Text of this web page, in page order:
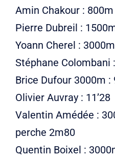
Amin Chakour :
Pierre Dubreil :
Yoann Cherel : 3000m
Stéphane Colombani
Brice Dufour 3000m :
Olivier Auvray : 11’28
Valentin Amédée :
perche 2m80
Quentin Boixel :